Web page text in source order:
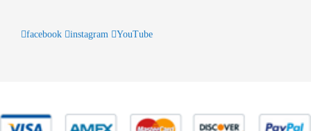
facebook instagram YouTube